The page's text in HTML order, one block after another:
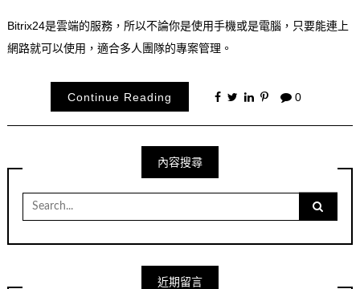
Bitrix24是雲端的服務，所以不論你是使用手機或是電腦，只要能連上
網路就可以使用，適合多人團隊的專案管理。
Continue Reading 0
內容搜尋
Search
for:
近期留言